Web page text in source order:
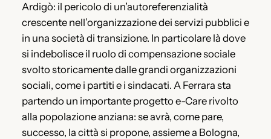
Ardigò: il pericolo di un’autoreferenzialità
crescente nell’organizzazione dei servizi pubblici e
in una società di transizione. In particolare là dove
si indebolisce il ruolo di compensazione sociale
svolto storicamente dalle grandi organizzazioni
sociali, come i partiti e i sindacati. A Ferrara sta
partendo un importante progetto e-Care rivolto
alla popolazione anziana: se avrà, come pare,
successo, la città si propone, assieme a Bologna,